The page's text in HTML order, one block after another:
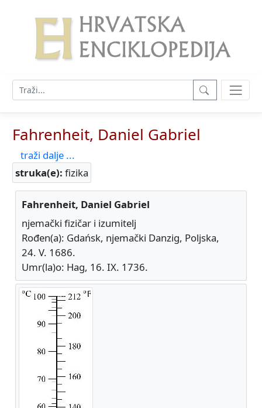
Fahrenheit, Daniel Gabriel
traži dalje ...
struka(e): fizika
Fahrenheit, Daniel Gabriel
njemački fizičar i izumitelj
Rođen(a): Gdańsk, njemački Danzig, Poljska,
24. V. 1686.
Umr(la)o: Hag, 16. IX. 1736.